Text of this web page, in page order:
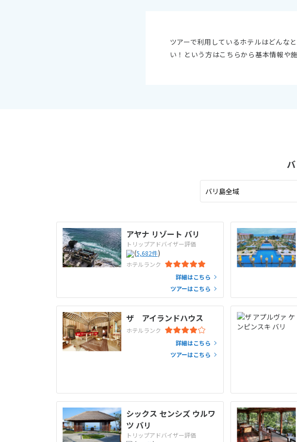
ツアーで利用しているホテルはどんな
い！という方はこちらから基本情報や
アヤナ リゾート バリ
トリップアドバイザー評価
(5,682件)
ホテルランク
詳細はこちら
ツアーはこちら
ザ アイランドハウス
ホテルランク
詳細はこちら
ツアーはこちら
シックス センシズ ウルワ
ツ バリ
トリップアドバイザー評価